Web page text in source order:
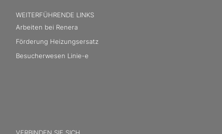
WEITERFÜHRENDE LINKS
Arbeiten bei Renera
Förderung Heizungsersatz
Besucherwesen Linie-e
VERBINDEN SIE SICH